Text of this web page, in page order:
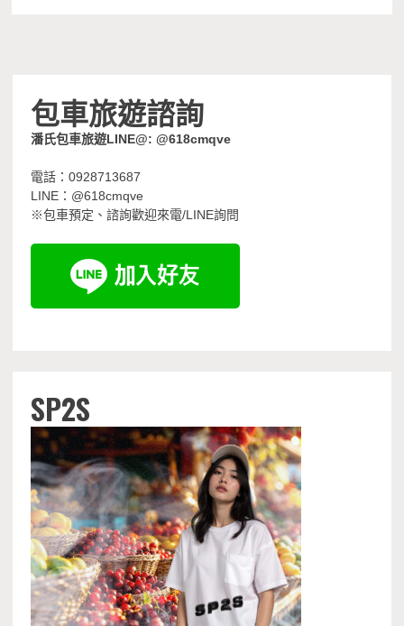
包車旅遊諮詢
潘氏包車旅遊LINE@: @618cmqve
電話：0928713687
LINE：@618cmqve
※包車預定、諮詢歡迎來電/LINE詢問
SP2S